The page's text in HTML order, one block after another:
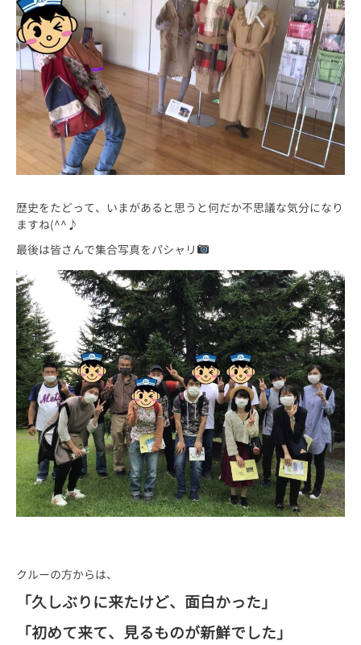
歴史をたどって、いまがあると思うと何だか不思議な気分になり
ますね(^^♪
最後は皆さんで集合写真をパシャリ
クルーの方からは、
「久しぶりに来たけど、面白かった」
「初めて来て、見るものが新鮮でした」